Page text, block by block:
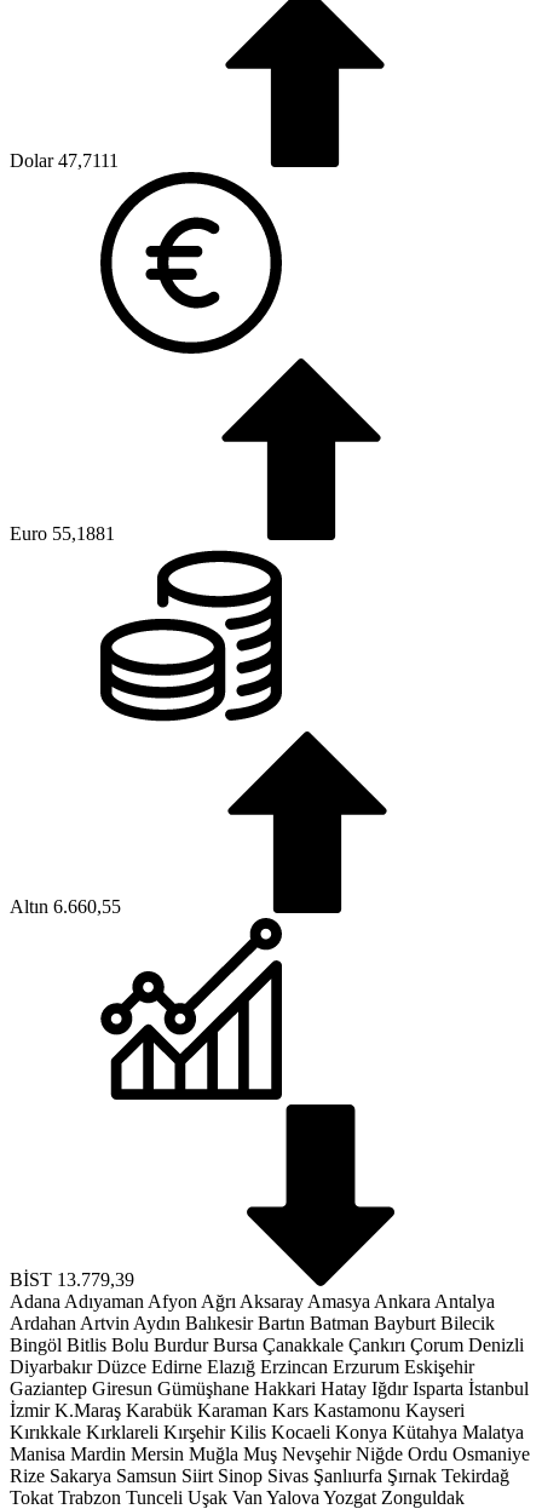
Dolar 47,7111
Euro 55,1881
Altın 6.660,55
BİST 13.779,39
Adana Adıyaman Afyon Ağrı Aksaray Amasya Ankara Antalya
Ardahan Artvin Aydın Balıkesir Bartın Batman Bayburt Bilecik
Bingöl Bitlis Bolu Burdur Bursa Çanakkale Çankırı Çorum Denizli
Diyarbakır Düzce Edirne Elazığ Erzincan Erzurum Eskişehir
Gaziantep Giresun Gümüşhane Hakkari Hatay Iğdır Isparta İstanbul
İzmir K.Maraş Karabük Karaman Kars Kastamonu Kayseri
Kırıkkale Kırklareli Kırşehir Kilis Kocaeli Konya Kütahya Malatya
Manisa Mardin Mersin Muğla Muş Nevşehir Niğde Ordu Osmaniye
Rize Sakarya Samsun Siirt Sinop Sivas Şanlıurfa Şırnak Tekirdağ
Tokat Trabzon Tunceli Uşak Van Yalova Yozgat Zonguldak